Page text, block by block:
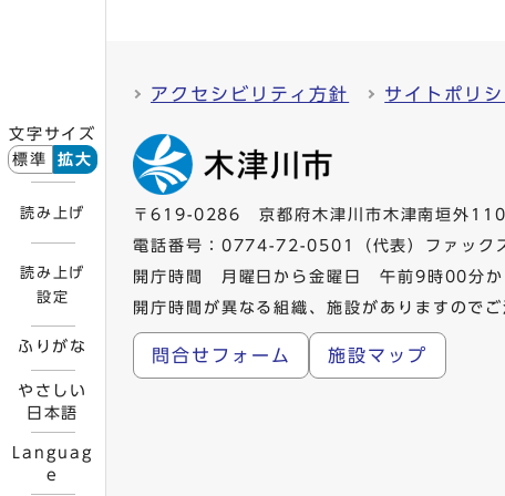
文字サイズ
標準
拡大
読み上げ
読み上げ
設定
ふりがな
やさしい
日本語
Languag
e
アクセシビリティ方針 サイトポリシ
〒619-0286 京都府木津川市木津南垣外
電話番号： 0774-72-0501
（代表）ファッ
開庁時間 月曜日から金曜日 午前9時00分か
開庁時間が異なる組織、施設がありますので
問合せフォーム 施設マップ